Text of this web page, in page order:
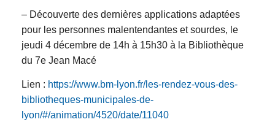
– Découverte des dernières applications adaptées
pour les personnes malentendantes et sourdes, le
jeudi 4 décembre de 14h à 15h30 à la Bibliothèque
du 7e Jean Macé
Lien : https://www.bm-lyon.fr/les-rendez-vous-des-
bibliotheques-municipales-de-
lyon/#/animation/4520/date/11040